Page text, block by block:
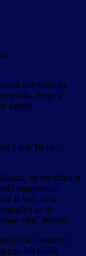
érdeklődnék,
módja, hogy a
alpha?
Little 16-bit -
de továbbra is
magyarítást
is van, de a
az új
való” feladat.
kb. semmit
egy-két újabb